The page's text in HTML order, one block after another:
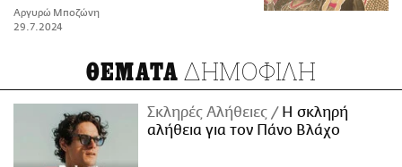
Αργυρώ Μποζώνη
29.7.2024
ΘΕΜΑΤΑ ΔΗΜΟΦΙΛΗ
Σκληρές Αλήθειες
H σκληρή
αλήθεια για τον Πάνο Βλάχο